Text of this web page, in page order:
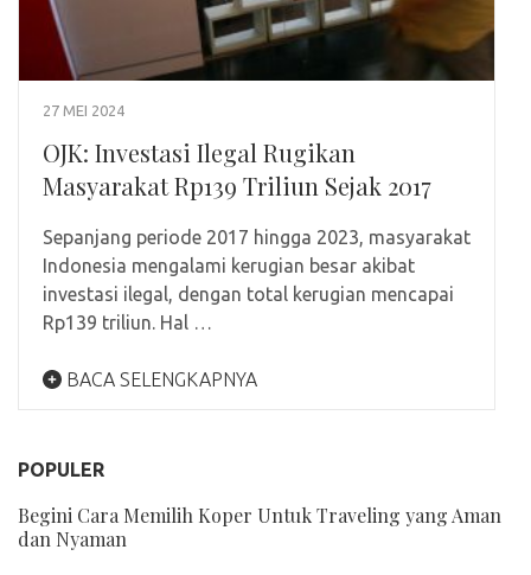
27 MEI 2024
OJK: Investasi Ilegal Rugikan
Masyarakat Rp139 Triliun Sejak 2017
Sepanjang periode 2017 hingga 2023, masyarakat
Indonesia mengalami kerugian besar akibat
investasi ilegal, dengan total kerugian mencapai
Rp139 triliun. Hal …
BACA SELENGKAPNYA
POPULER
Begini Cara Memilih Koper Untuk Traveling yang Aman
dan Nyaman